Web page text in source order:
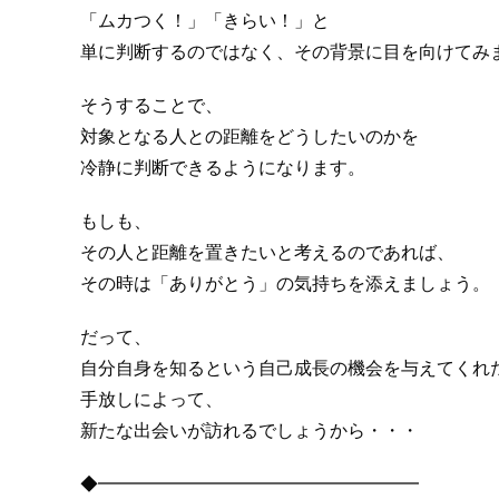
「ムカつく！」「きらい！」と
単に判断するのではなく、その背景に目を向けてみ
そうすることで、
対象となる人との距離をどうしたいのかを
冷静に判断できるようになります。
もしも、
その人と距離を置きたいと考えるのであれば、
その時は「ありがとう」の気持ちを添えましょう。
だって、
自分自身を知るという自己成長の機会を与えてくれ
手放しによって、
新たな出会いが訪れるでしょうから・・・
◆━━━━━━━━━━━━━━━━━━